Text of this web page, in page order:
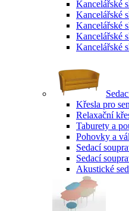
Kancelářské
Kancelářské
Kancelářské
Kancelářské
Kancelářské
Křesla pro
Relaxační
Taburety a
Pohovky a
Sedací
Sedací
Akustické